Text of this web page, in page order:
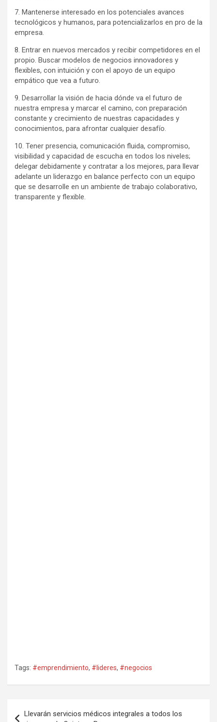
7. Mantenerse interesado en los potenciales avances
tecnológicos y humanos, para potencializarlos en pro de la
empresa.
8. Entrar en nuevos mercados y recibir competidores en el
propio. Buscar modelos de negocios innovadores y
flexibles, con intuición y con el apoyo de un equipo
empático que vea a futuro.
9. Desarrollar la visión de hacia dónde va el futuro de
nuestra empresa y marcar el camino, con preparación
constante y crecimiento de nuestras capacidades y
conocimientos, para afrontar cualquier desafío.
10. Tener presencia, comunicación fluida, compromiso,
visibilidad y capacidad de escucha en todos los niveles;
delegar debidamente y contratar a los mejores, para llevar
adelante un liderazgo en balance perfecto con un equipo
que se desarrolle en un ambiente de trabajo colaborativo,
transparente y flexible.
Tags: #emprendimiento, #lideres, #negocios
Llevarán servicios médicos integrales a todos los